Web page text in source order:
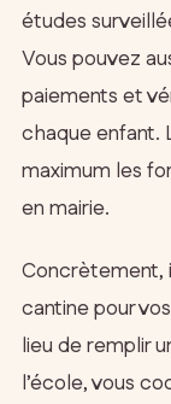
études
Vous pouvez
paiements et
chaque enfant.
maximum les
en mairie.
Concrètement,
cantine pour
lieu de remplir
l’école, vous